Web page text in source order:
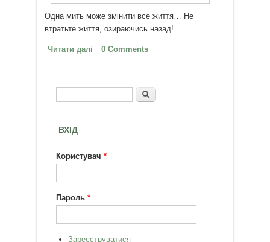
Одна мить може змінити все життя… Не
втратьте життя, озираючись назад!
Читати далі про Не озирайтесь назад - життя
завжди попереду!
0 Comments
Пошукова форма
Пошук
ВХІД
Користувач*
Пароль*
Зареєструватися